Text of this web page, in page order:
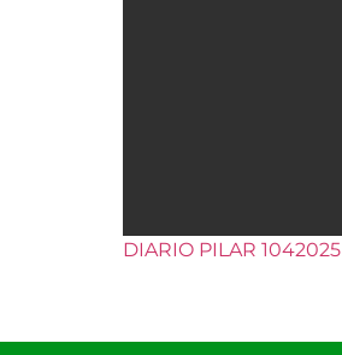
DIARIO PILAR 1042025